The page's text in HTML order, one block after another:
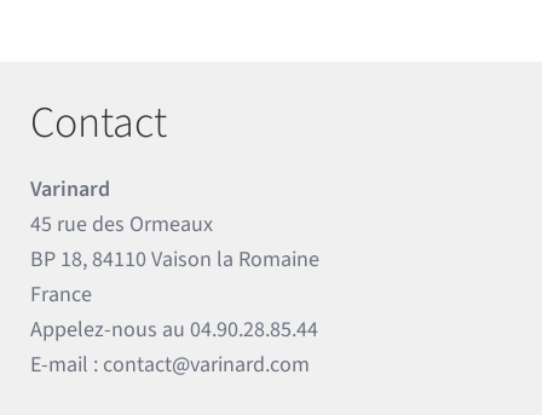
Contact
Varinard
45 rue des Ormeaux
BP 18, 84110 Vaison la Romaine
France
Appelez-nous au04.90.28.85.44
E-mail : contact@varinard.com